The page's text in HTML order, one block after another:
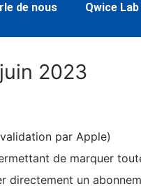
de nous Qwice Lab
2023
par Apple)
de marquer
directement un